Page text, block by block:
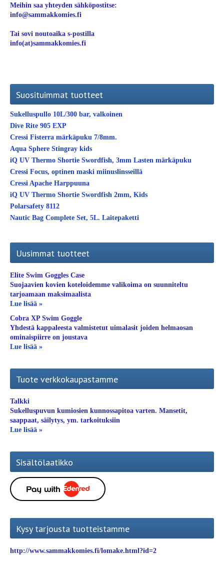
Meihin saa yhteyden sähköpostitse:
info@sammakkomies.fi
Tai sovi noutoaika s-postilla
info(at)sammakkomies.fi
Suosituimmat tuotteet
Sukelluspullo 10L/300 bar, valkoinen
Dive Rite 905 EXP
Cressi Fisterra märkäpuku 7/8mm.
Aqua Sphere Stingray kids
iQ UV Thermo Shortie Swordfish, 3mm Lasten märkäpuku
Cressi Focus, optinen maski miinuslinsseillä
Cressi Apache Harppuuna
iQ UV Thermo Shortie Swordfish 2mm, Kids
Polarsafety 8112
Nautic Bag Complete Set, 5L. Laitepaketti
Uusimmat tuotteet
Elite Swim Goggles Case
Suojaavien kovien koteloidemme valikoima on suunniteltu
tarjoamaan maksimaalista
Lue lisää »
Cobra XP Swim Goggle
Yhdestä kappaleesta valmistetut uimalasit joiden helmaosan
ominaispiirre on joustava
Lue lisää »
Tuote verkkokaupastamme
Talkki
Sukelluspuvun kumiosien kunnossapitoa varten. Mansetit,
saappaat, säilytys, ym. tarkoituksiin
Lue lisää »
Sisältölaatikko
Kysy tarjousta tuotteistamme
http://www.sammakkomies.fi/lomake.html?id=2